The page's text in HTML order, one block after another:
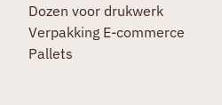
Dozen voor drukwerk
Verpakking E-commerce
Pallets